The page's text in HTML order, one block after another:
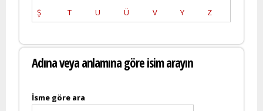
Ş
T U Ü V Y Z
Adına veya anlamına göre isim arayın
İsme göre ara